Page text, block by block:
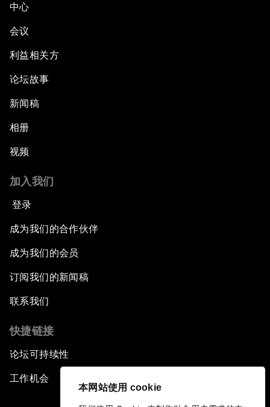
本网站使用 cookie
中心
会议
利益相关方
论坛故事
新闻稿
相册
视频
加入我们
登录
成为我们的合作伙伴
成为我们的会员
订阅我们的新闻稿
联系我们
快捷链接
论坛可持续性
工作机会